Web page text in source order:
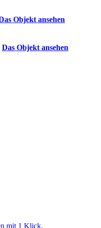
Objekt ansehen
Das Objekt ansehen